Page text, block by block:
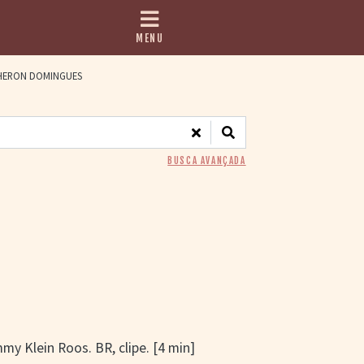
MENU
DOMINGUES
BUSCA AVANÇADA
Klein Roos. BR, clipe. [4 min]